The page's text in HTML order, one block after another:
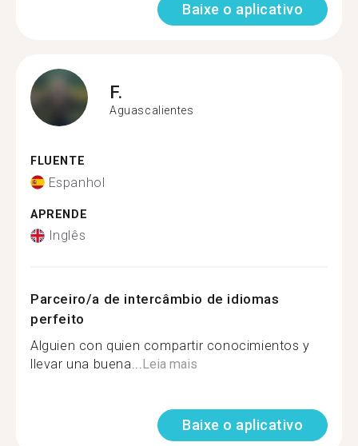
Baixe o aplicativo
F.
Aguascalientes
FLUENTE
Espanhol
APRENDE
Inglês
Parceiro/a de intercâmbio de idiomas
perfeito
Alguien con quien compartir conocimientos y
llevar una buena...Leia mais
Baixe o aplicativo